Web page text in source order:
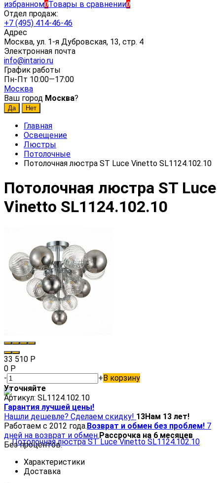
избранном0Товары в сравнении0
Отдел продаж:
+7 (495) 414-46-46
Адрес
Москва, ул. 1-я Дубровская, 13, стр. 4
Электронная почта
info@intario.ru
График работы
Пн-Пт 10:00—17:00
Москва
Ваш город Москва?
Главная
Освещение
Люстры
Потолочные
Потолочная люстра ST Luce Vinetto SL1124.102.10
Потолочная люстра ST Luce
Vinetto SL1124.102.10
33 510 Р
0 Р
-
+В корзину
Уточняйте
Артикул: SL1124.102.10
Гарантия лучшей цены!
Нашли дешевле? Сделаем скидку! 13Нам 13 лет!
Работаем с 2012 года.Возврат и обмен без проблем! 7
дней на возврат и обмен.Рассрочка на 6 месяцев
Без процентов.
Характеристики
Доставка